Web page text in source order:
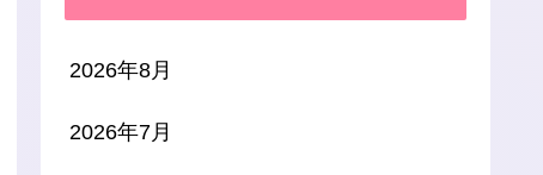
2026年8月
2026年7月